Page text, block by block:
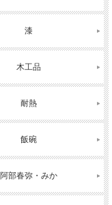
漆
木工品
耐熱
飯碗
阿部春弥・みか